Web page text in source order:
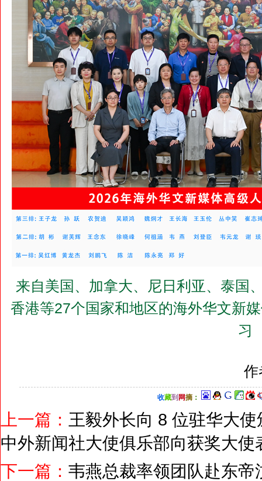
来自美国、加拿大、尼日利亚、泰国
香港等27个国家和地区的海外华文新
习
收藏到 网摘：
上一篇： 王毅外长向 8 位驻华大使
中外新闻社大使俱乐部向获奖大使
下一篇： 韦燕总裁率领团队赴东